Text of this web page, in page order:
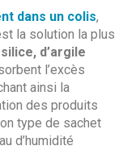
dans un colis,
la solution la plus
d’argile
l’excès
ainsi la
des produits
type de sachet
d’humidité